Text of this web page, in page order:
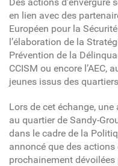
en lien avec des
Européen pour la
l’élaboration de la
Prévention de la
CCISM ou encore l’AEC,
jeunes issus des
Lors de cet échange,
au quartier de Sandy-
dans le cadre de la
annoncé que des
prochainement dévoilées